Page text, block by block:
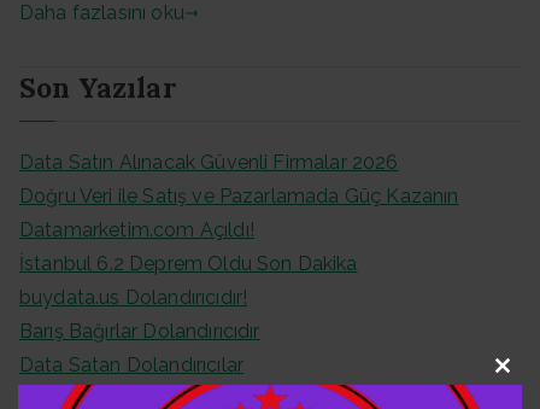
Daha fazlasını oku
Son Yazılar
Data Satın Alınacak Güvenli Firmalar 2026
Doğru Veri ile Satış ve Pazarlamada Güç Kazanın
Datamarketim.com Açıldı!
İstanbul 6.2 Deprem Oldu Son Dakika
buydata.us Dolandırıcıdır!
Barış Bağırlar Dolandırıcıdır
Data Satan Dolandırıcılar
Festgeld Datası